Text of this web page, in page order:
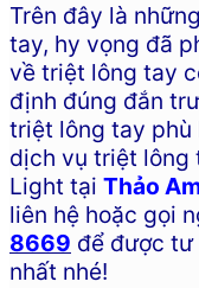
Trên đây là
tay, hy vọng đã
về triệt lông tay
định đúng đắn
triệt lông tay phù
dịch vụ triệt lông
Light tại Thảo
liên hệ hoặc gọi
8669 để được tư
nhất nhé!